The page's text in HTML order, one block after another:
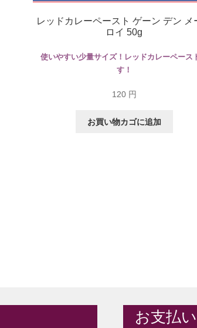
レッドカレーペースト ゲーン デン メ
ロイ 50g
使いやすい少量サイズ！レッドカレーペース
す！
120 円
お買い物カゴに追加
お支払